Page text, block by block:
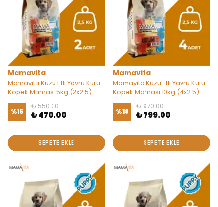
Mamavita
Mamavita Kuzu Etli Yavru Kuru
Köpek Maması 5kg (2x2.5)
%15
₺ 550.00
₺ 470.00
SEPETE EKLE
Mamavita
Mamavita Kuzu Etli Yavru Kuru
Köpek Maması 10kg (4x2.5)
%18
₺ 970.00
₺ 799.00
SEPETE EKLE